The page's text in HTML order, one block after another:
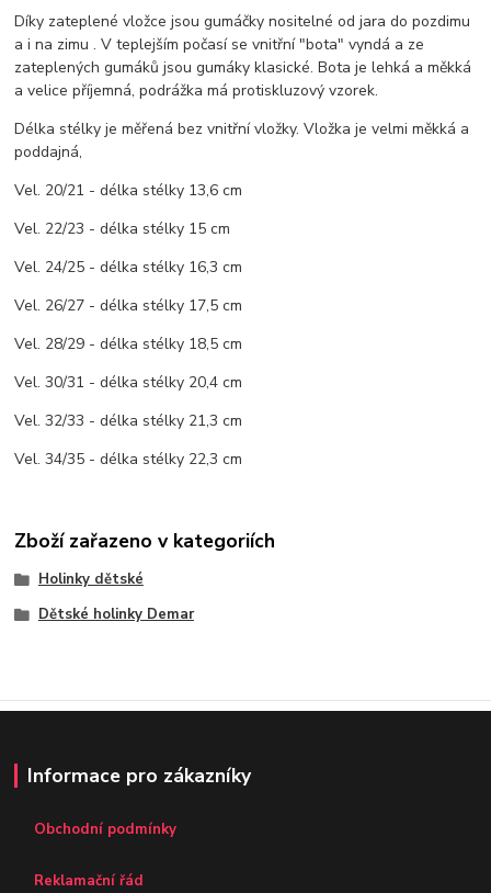
Díky zateplené vložce jsou gumáčky nositelné od jara do pozdimu
a i na zimu . V teplejším počasí se vnitřní "bota" vyndá a ze
zateplených gumáků jsou gumáky klasické. Bota je lehká a měkká
a velice příjemná, podrážka má protiskluzový vzorek.
Délka stélky je měřená bez vnitřní vložky. Vložka je velmi měkká a
poddajná,
Vel. 20/21 - délka stélky 13,6 cm
Vel. 22/23 - délka stélky 15 cm
Vel. 24/25 - délka stélky 16,3 cm
Vel. 26/27 - délka stélky 17,5 cm
Vel. 28/29 - délka stélky 18,5 cm
Vel. 30/31 - délka stélky 20,4 cm
Vel. 32/33 - délka stélky 21,3 cm
Vel. 34/35 - délka stélky 22,3 cm
Zboží zařazeno v kategoriích
Holinky dětské
Dětské holinky Demar
Informace pro zákazníky
Obchodní podmínky
Reklamační řád